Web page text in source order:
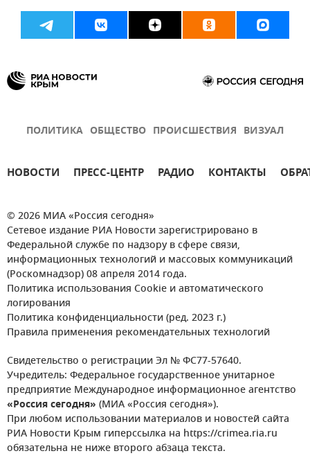
ПОЛИТИКА ОБЩЕСТВО ПРОИСШЕСТВИЯ ВИЗУАЛ
НОВОСТИ ПРЕСС-ЦЕНТР РАДИО КОНТАКТЫ
© 2026 МИА «Россия сегодня»
Сетевое издание РИА Новости зарегистрировано в
Федеральной службе по надзору в сфере связи,
информационных технологий и массовых коммуникаций
(Роскомнадзор) 08 апреля 2014 года.
Политика использования Cookie и автоматического
логирования
Политика конфиденциальности (ред. 2023 г.)
Правила применения рекомендательных технологий
Свидетельство о регистрации Эл № ФС77-57640.
Учредитель: Федеральное государственное унитарное
предприятие Международное информационное агентство
«Россия сегодня» (МИА «Россия сегодня»).
При любом использовании материалов и новостей сайта
РИА Новости Крым гиперссылка на https://crimea.ria.ru
обязательна не ниже второго абзаца текста.